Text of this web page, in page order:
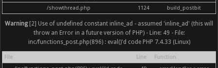
/showthread.php
1124 build_postbit
Warning[2] Use of undefined constant inline_ad - assumed 'inline_ad' (this will
throw an Error in a future version of PHP) - Line: 49 - File:
inc/functions_post.php(896) : eval()'d code PHP 7.4.33 (Linux)
File Line
Function